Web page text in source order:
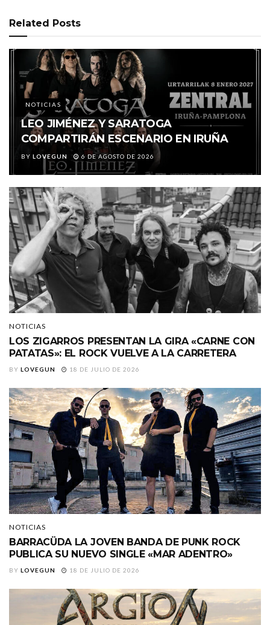
Related Posts
NOTICIAS
LEO JIMÉNEZ Y SARATOGA
COMPARTIRÁN ESCENARIO EN IRUÑA
BY LOVEGUN 6 DE AGOSTO DE 2026
NOTICIAS
LOS ZIGARROS PRESENTAN LA GIRA «CARNE CON
PATATAS»: EL ROCK VUELVE A LA CARRETERA
BY LOVEGUN 18 DE JULIO DE 2026
NOTICIAS
BARRACÜDA LA JOVEN BANDA DE PUNK ROCK
PUBLICA SU NUEVO SINGLE «MAR ADENTRO»
BY LOVEGUN 18 DE JULIO DE 2026